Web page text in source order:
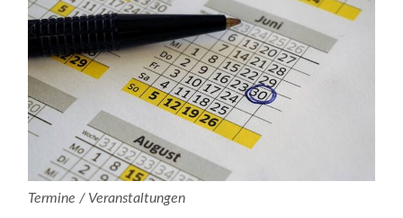
Termine / Veranstaltungen